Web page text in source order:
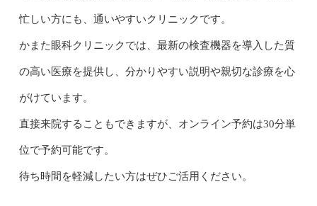
忙しい方にも、通いやすいクリニックです。
かまた眼科クリニックでは、最新の検査機器を導入した質
の高い医療を提供し、分かりやすい説明や親切な診療を心
がけています。
直接来院することもできますが、オンライン予約は30分単
位で予約可能です。
待ち時間を軽減したい方はぜひご活用ください。